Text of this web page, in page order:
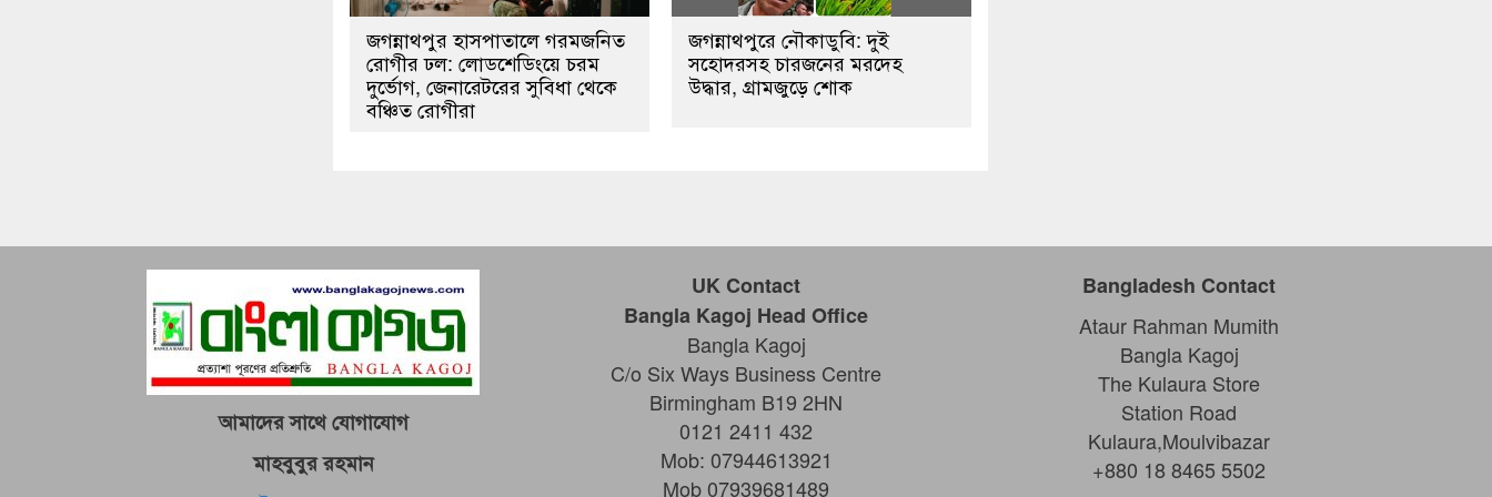
জগন্নাথপুর হাসপাতালে গরমজনিত
রোগীর ঢল: লোডশেডিংয়ে চরম
দুর্ভোগ, জেনারেটরের সুবিধা থেকে
বঞ্চিত রোগীরা
জগন্নাথপুরে নৌকাডুবি: দুই
সহোদরসহ চারজনের মরদেহ
উদ্ধার, গ্রামজুড়ে শোক
আমাদের সাথে যোগাযোগ
মাহবুবুর রহমান
UK Contact
Bangla Kagoj Head Office
Bangla Kagoj
C/o Six Ways Business Centre
Birmingham B19 2HN
0121 2411 432
Mob: 07944613921
Mob 07939681489
Bangladesh Contact
Ataur Rahman Mumith
Bangla Kagoj
The Kulaura Store
Station Road
Kulaura,Moulvibazar
+880 18 8465 5502